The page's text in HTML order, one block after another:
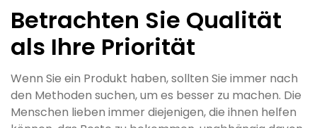
Betrachten Sie Qualität
als Ihre Priorität
Wenn Sie ein Produkt haben, sollten Sie immer nach
den Methoden suchen, um es besser zu machen. Die
Menschen lieben immer diejenigen, die ihnen helfen